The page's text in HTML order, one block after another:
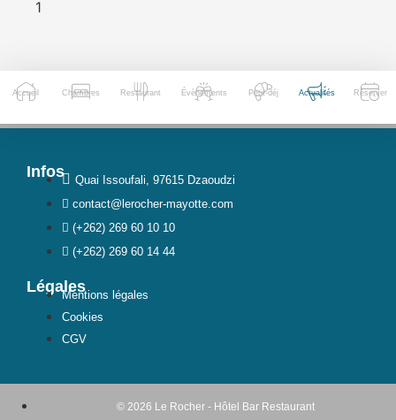
Accueil Chambres Restaurant Évènements Petit-déj Actualités Réserver
Infos
Quai Issoufali, 97615 Dzaoudzi
contact@lerocher-mayotte.com
(+262) 269 60 10 10
(+262) 269 60 14 44
LégalesMentions légales
Cookies
CGV
© 2026 Le Rocher - Hôtel Bar Restaurant